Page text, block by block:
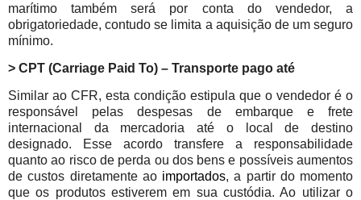
marítimo também será por conta do vendedor, a
obrigatoriedade, contudo se limita a aquisição de um seguro
mínimo.
> CPT (Carriage Paid To) – Transporte pago até
Similar ao CFR, esta condição estipula que o vendedor é o
responsável pelas despesas de embarque e frete
internacional da mercadoria até o local de destino
designado.
Esse acordo transfere a responsabilidade
quanto ao risco de perda ou dos bens e possíveis aumentos
de custos diretamente ao importados, a partir do momento
que os produtos estiverem em sua custódia. Ao utilizar o